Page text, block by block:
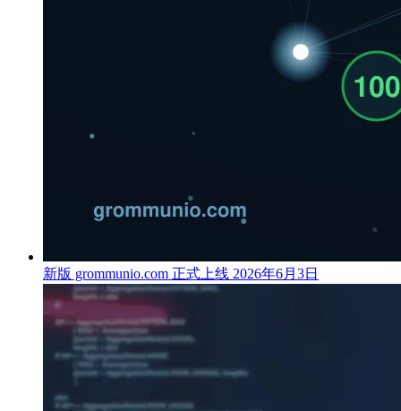
新版 grommunio.com 正式上线 2026年6月3日